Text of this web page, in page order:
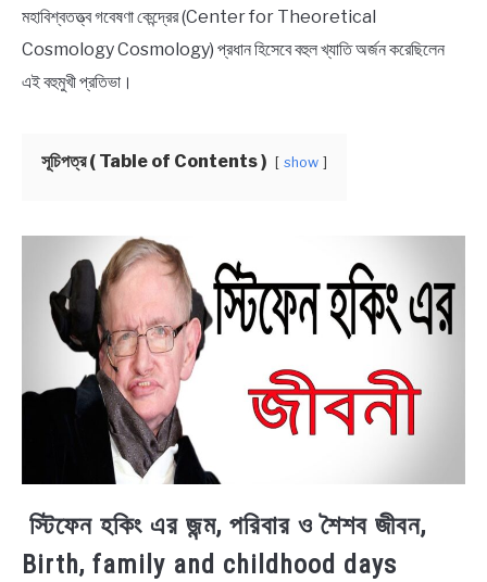
QUOTES & CAPTIONS
NEWS
BENGALI STORIES
মহাবিশ্বতত্ত্ব গবেষণা কেন্দ্রের (Center for Theoretical
Cosmology Cosmology) প্রধান হিসেবে বহুল খ্যাতি অর্জন করেছিলেন
এই বহুমুখী প্রতিভা।
সূচিপত্র ( Table of Contents ) show
স্টিফেন হকিং এর জন্ম, পরিবার ও শৈশব জীবন,
Birth, family and childhood days